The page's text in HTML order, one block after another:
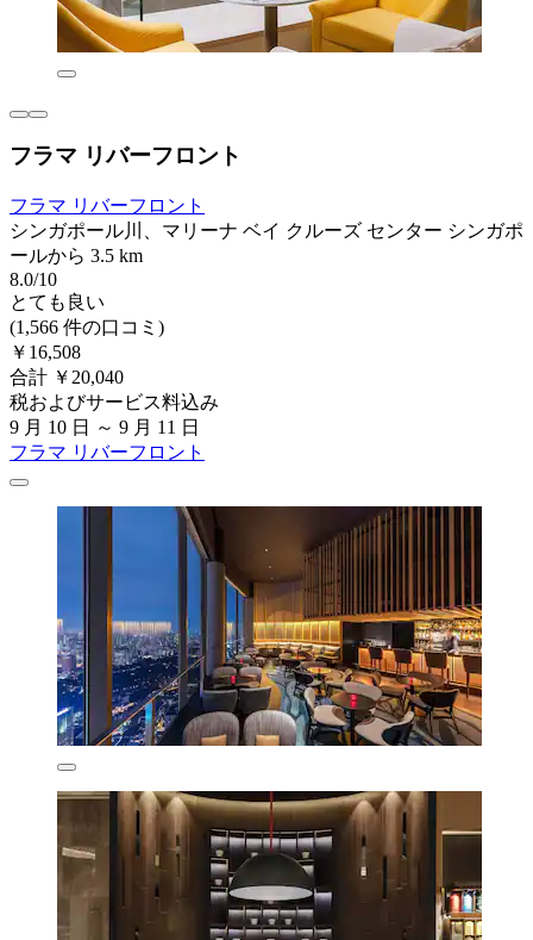
フラマ リバーフロント
フラマ リバーフロント
シンガポール川、マリーナ ベイ クルーズ センター シンガポ
ールから 3.5 km
8.0/10
とても良い
(1,566 件の口コミ)
￥16,508
合計 ￥20,040
税およびサービス料込み
9 月 10 日 ～ 9 月 11 日
フラマ リバーフロント